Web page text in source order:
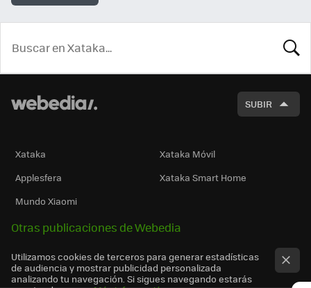
SUBIR
Xataka
Xataka Móvil
Applesfera
Xataka Smart Home
Mundo Xiaomi
Otras publicaciones de Webedia
Utilizamos cookies de terceros para generar estadísticas
de audiencia y mostrar publicidad personalizada
analizando tu navegación. Si sigues navegando estarás